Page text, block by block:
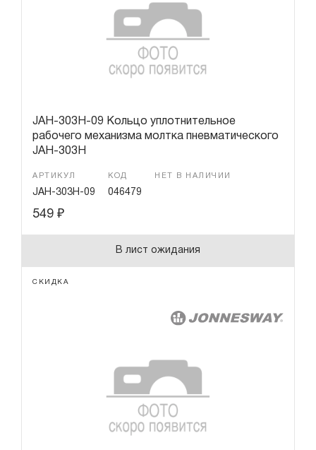
JAH-303H-09 Кольцо уплотнительное
рабочего механизма молтка пневматического
JAH-303H
АРТИКУЛ
JAH-303H-09
КОД
046479
НЕТ В НАЛИЧИИ
549 ₽
В лист ожидания
СКИДКА